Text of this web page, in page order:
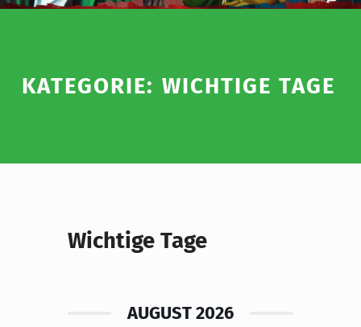
KATEGORIE: WICHTIGE TAGE
Wichtige Tage
AUGUST 2026